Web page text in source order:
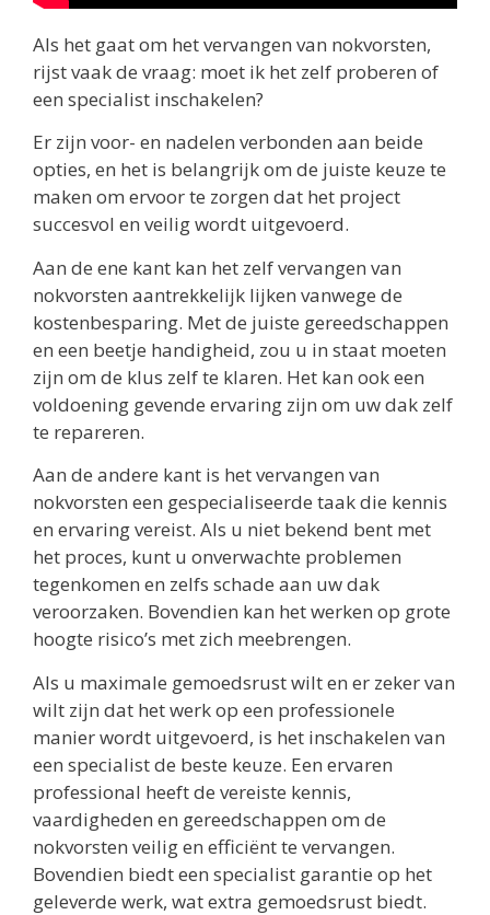
Als het gaat om het vervangen van nokvorsten,
rijst vaak de vraag: moet ik het zelf proberen of
een specialist inschakelen?
Er zijn voor- en nadelen verbonden aan beide
opties, en het is belangrijk om de juiste keuze te
maken om ervoor te zorgen dat het project
succesvol en veilig wordt uitgevoerd.
Aan de ene kant kan het zelf vervangen van
nokvorsten aantrekkelijk lijken vanwege de
kostenbesparing. Met de juiste gereedschappen
en een beetje handigheid, zou u in staat moeten
zijn om de klus zelf te klaren. Het kan ook een
voldoening gevende ervaring zijn om uw dak zelf
te repareren.
Aan de andere kant is het vervangen van
nokvorsten een gespecialiseerde taak die kennis
en ervaring vereist. Als u niet bekend bent met
het proces, kunt u onverwachte problemen
tegenkomen en zelfs schade aan uw dak
veroorzaken. Bovendien kan het werken op grote
hoogte risico’s met zich meebrengen.
Als u maximale gemoedsrust wilt en er zeker van
wilt zijn dat het werk op een professionele
manier wordt uitgevoerd, is het inschakelen van
een specialist de beste keuze. Een ervaren
professional heeft de vereiste kennis,
vaardigheden en gereedschappen om de
nokvorsten veilig en efficiënt te vervangen.
Bovendien biedt een specialist garantie op het
geleverde werk, wat extra gemoedsrust biedt.